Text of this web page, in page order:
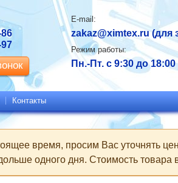
Контакты
время, просим Вас уточнять
одного дня. Стоимость товара
E-mail:
zakaz@ximtex.ru(для
Режим работы:
Пн.-Пт. с 9:30 до 18:00